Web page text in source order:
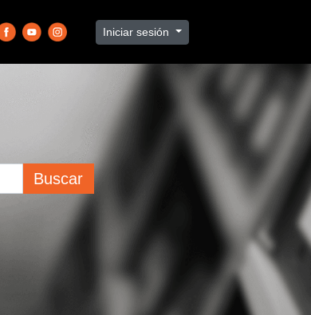
Iniciar sesión
Buscar